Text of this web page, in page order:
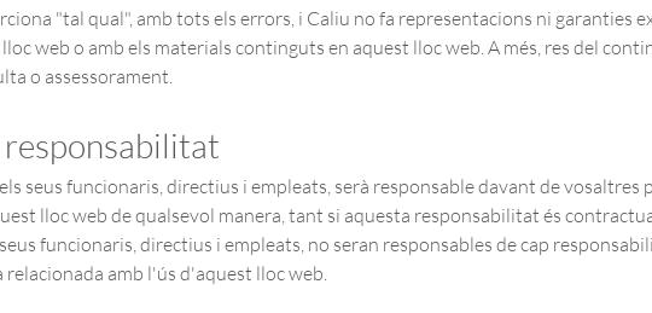
"tal qual", amb tots els errors, i Caliu no fa representacions ni garanties
web o amb els materials continguts en aquest lloc web. A més, res del
o assessorament.
seus funcionaris, directius i empleats, serà responsable davant de vosaltres
lloc web de qualsevol manera, tant si aquesta responsabilitat és
funcionaris, directius i empleats, no seran responsables de cap
relacionada amb l'ús d'aquest lloc web.